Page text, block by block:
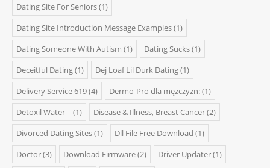
Dating Site For Seniors(1)
Dating Site Introduction Message Examples(1)
Dating Someone With Autism (1) Dating Sucks(1)
Deceitful Dating(1) Dej Loaf Lil Durk Dating(1)
Delivery Service 619(4) Dermo-Pro dla mężczyzn:(1)
Detoxil Water – (1) Disease & Illness, Breast Cancer(2)
Divorced Dating Sites(1) Dll File Free Download (1)
Doctor(3) Download Firmware(2) Driver Updater(1)